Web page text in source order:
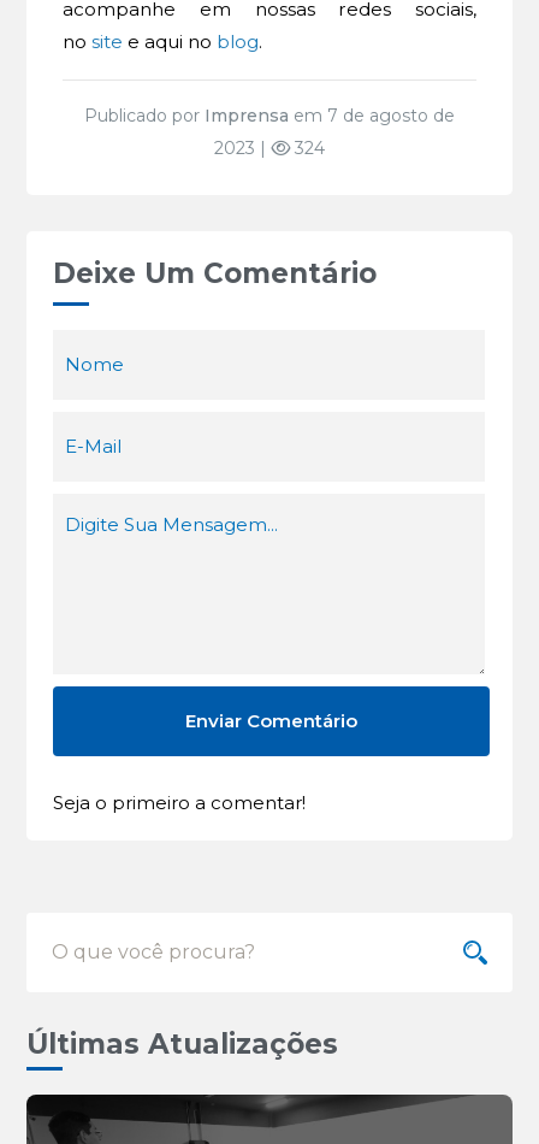
acompanhe em nossas redes sociais,
nosite e aqui no blog.
Publicado por Imprensa em 7 de agosto de
2023 |
324
Deixe Um Comentário
Seja o primeiro a comentar!
Últimas Atualizações